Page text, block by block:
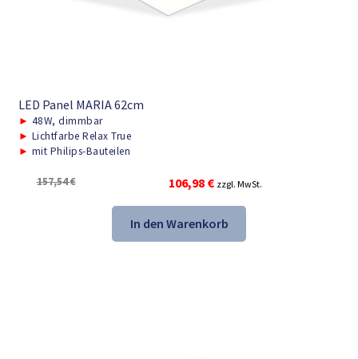
LED Panel MARIA 62cm
► 48W, dimmbar
► Lichtfarbe Relax True
► mit Philips-Bauteilen
157,54€
Ursprünglicher
Preis
war:
157,54 €
106,98 €Aktueller
Preis
ist:
106,98 €.
zzgl. MwSt.
In den Warenkorb